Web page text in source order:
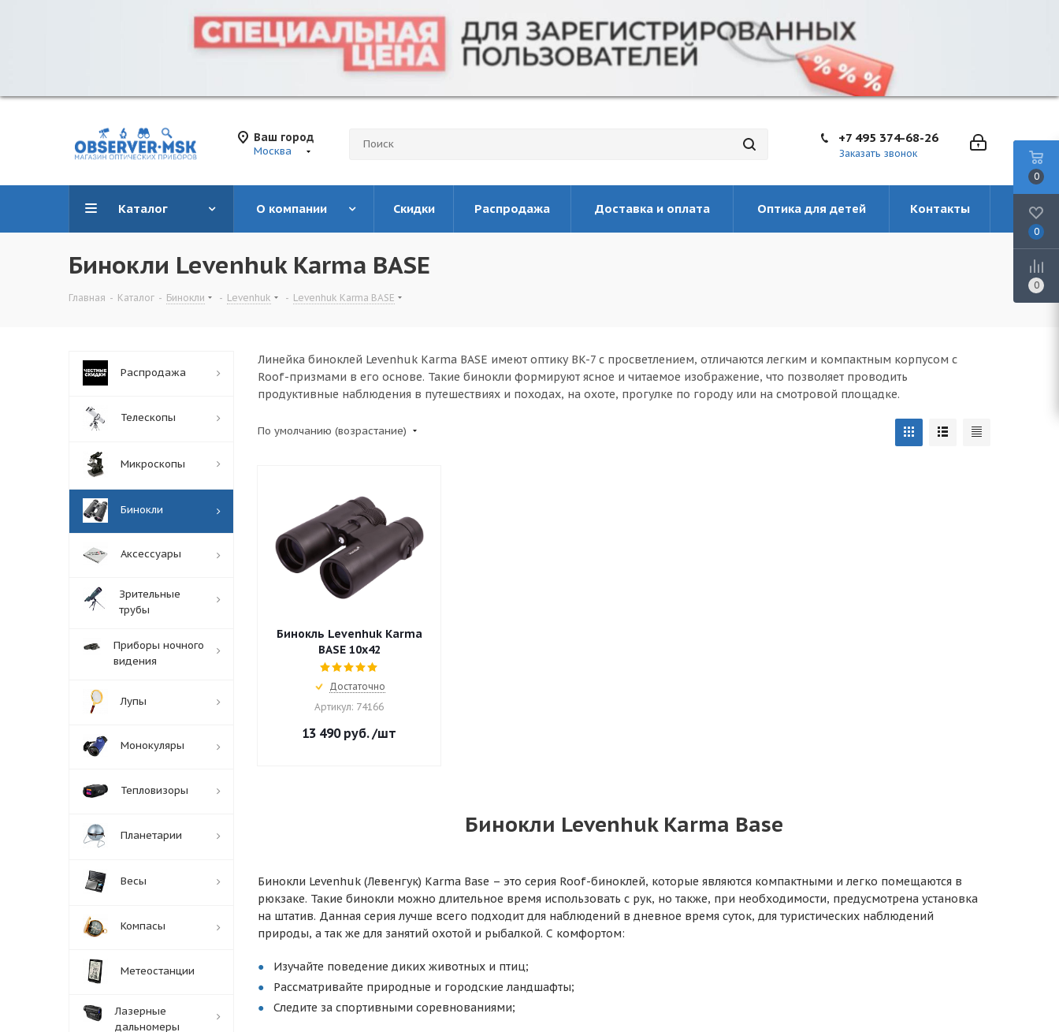
Ваш город
Москва
+7 495 374-68-26
Заказать звонок
Каталог О компании Скидки Распродажа Доставка и оплата Оптика для детей Контакты
Бинокли Levenhuk Karma BASE
Главная - Каталог - Бинокли - Levenhuk - Levenhuk Karma BASE
Линейка биноклей Levenhuk Karma BASE имеют оптику BK-7 с просветлением, отличаются легким и компактным корпусом с
Roof-призмами в его основе. Такие бинокли формируют ясное и читаемое изображение, что позволяет проводить
продуктивные наблюдения в путешествиях и походах, на охоте, прогулке по городу или на смотровой площадке.
По умолчанию (возрастание)
Бинокль Levenhuk Karma
BASE 10x42
Достаточно
Артикул: 74166
13 490руб. /шт
Бинокли Levenhuk Karma Base
Бинокли Levenhuk (Левенгук) Karma Base – это серия Roof-биноклей, которые являются компактными и легко помещаются в
рюкзаке. Такие бинокли можно длительное время использовать с рук, но также, при необходимости, предусмотрена установка
на штатив. Данная серия лучше всего подходит для наблюдений в дневное время суток, для туристических наблюдений
природы, а так же для занятий охотой и рыбалкой. С комфортом:
Изучайте поведение диких животных и птиц;
Рассматривайте природные и городские ландшафты;
Следите за спортивными соревнованиями;
Распродажа
Телескопы
Микроскопы
Бинокли
Аксессуары
Зрительные
трубы
Приборы ночного
видения
Лупы
Монокуляры
Тепловизоры
Планетарии
Весы
Компасы
Метеостанции
Лазерные
дальномеры
0
0
0